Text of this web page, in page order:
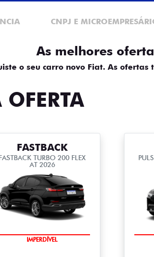
CNPJ E
As melhores
o seu carro novo Fiat. As
FASTBACK
TURBO 200 FLEX
AT 2026
IMPERDÍVEL